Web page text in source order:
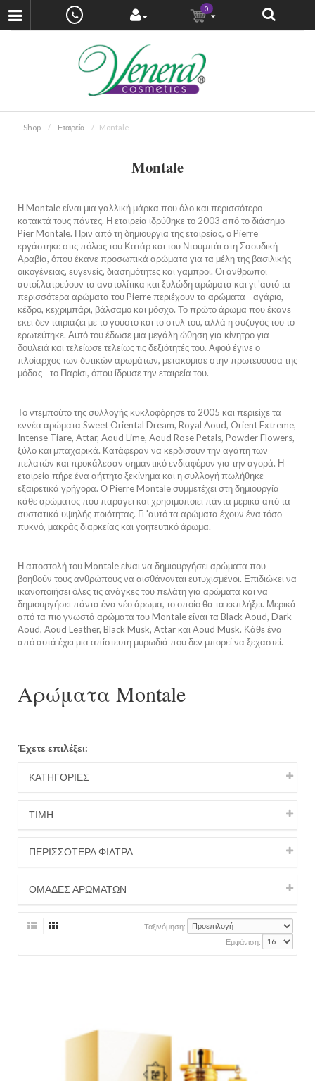
0
Shop Εταιρεία Montale
Montale
Η Montale είναι μια γαλλική μάρκα που όλο και περισσότερο
κατακτά τους πάντες. Η εταιρεία ιδρύθηκε το 2003 από το διάσημο
Pier Montale. Πριν από τη δημιουργία της εταιρείας, ο Pierre
εργάστηκε στις πόλεις του Κατάρ και του Ντουμπάι στη Σαουδική
Αραβία, όπου έκανε προσωπικά αρώματα για τα μέλη της βασιλικής
οικογένειας, ευγενείς, διασημότητες και γαμπροί. Οι άνθρωποι
αυτοί,λατρεύουν τα ανατολίτικα και ξυλώδη αρώματα και γι 'αυτό τα
περισσότερα αρώματα του Pierre περιέχουν τα αρώματα - αγάριο,
κέδρο, κεχριμπάρι, βάλσαμο και μόσχο. Το πρώτο άρωμα που έκανε
εκεί δεν ταιριάζει με το γούστο και το στυλ του, αλλά η σύζυγός του το
ερωτεύτηκε. Αυτό του έδωσε μια μεγάλη ώθηση για κίνητρο για
δουλειά και τελείωσε τελείως τις δεξιότητές του. Αφού έγινε ο
πλοίαρχος των δυτικών αρωμάτων, μετακόμισε στην πρωτεύουσα της
μόδας - το Παρίσι, όπου ίδρυσε την εταιρεία του.
Το ντεμπούτο της συλλογής κυκλοφόρησε το 2005 και περιείχε τα
εννέα αρώματα Sweet Oriental Dream, Royal Aoud, Orient Extreme,
Intense Tiare, Attar, Aoud Lime, Aoud Rose Petals, Powder Flowers,
ξύλο και μπαχαρικά. Κατάφεραν να κερδίσουν την αγάπη των
πελατών και προκάλεσαν σημαντικό ενδιαφέρον για την αγορά. Η
εταιρεία πήρε ένα αήττητο ξεκίνημα και η συλλογή πωλήθηκε
εξαιρετικά γρήγορα. Ο Pierre Montale συμμετέχει στη δημιουργία
κάθε αρώματος που παράγει και χρησιμοποιεί πάντα μερικά από τα
συστατικά υψηλής ποιότητας. Γι 'αυτό τα αρώματα έχουν ένα τόσο
πυκνό, μακράς διαρκείας και γοητευτικό άρωμα.
Η αποστολή του Montale είναι να δημιουργήσει αρώματα που
βοηθούν τους ανθρώπους να αισθάνονται ευτυχισμένοι. Επιδιώκει να
ικανοποιήσει όλες τις ανάγκες του πελάτη για αρώματα και να
δημιουργήσει πάντα ένα νέο άρωμα, το οποίο θα τα εκπλήξει. Μερικά
από τα πιο γνωστά αρώματα του Montale είναι τα Black Aoud, Dark
Aoud, Aoud Leather, Black Musk, Attar και Aoud Musk. Κάθε ένα
από αυτά έχει μια απίστευτη μυρωδιά που δεν μπορεί να ξεχαστεί.
Αρώματα Montale
Έχετε επιλέξει:
ΚΑΤΗΓΟΡΙΕΣ
ΤΙΜΉ
ΠΕΡΙΣΣΟΤΕΡΑ ΦΙΛΤΡΑ
ΟΜΑΔΕΣ ΑΡΩΜΑΤΩΝ
Ταξινόμηση:
Εμφάνιση: